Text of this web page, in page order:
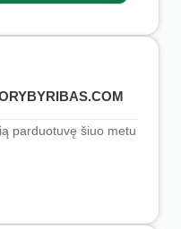
parduotuvę šiuo metu